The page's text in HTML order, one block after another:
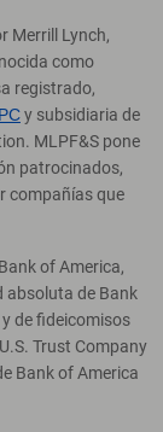
Merrill Lynch,
como
registrado,
y subsidiaria de
MLPF&S pone
patrocinados,
compañías que
of America,
absoluta de Bank
de fideicomisos
Trust Company
Bank of America